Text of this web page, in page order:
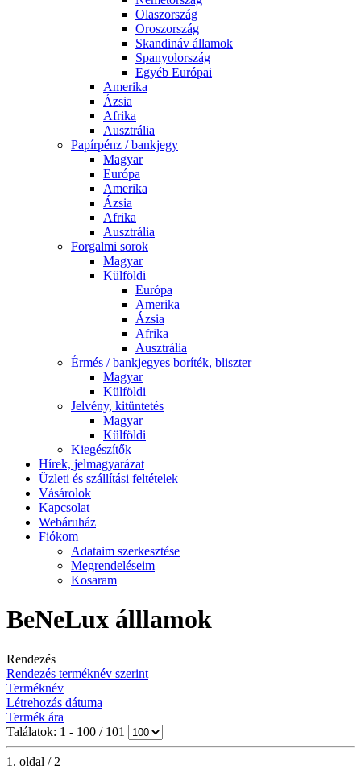
Olaszország
Oroszország
Skandináv államok
Spanyolország
Egyéb Európai
Amerika
Ázsia
Afrika
Ausztrália
Papírpénz / bankjegy
Magyar
Európa
Amerika
Ázsia
Afrika
Ausztrália
Forgalmi sorok
Magyar
Külföldi
Európa
Amerika
Ázsia
Afrika
Ausztrália
Érmés / bankjegyes boríték, bliszter
Magyar
Külföldi
Jelvény, kitüntetés
Magyar
Külföldi
Kiegészítők
Hírek, jelmagyarázat
Üzleti és szállítási feltételek
Vásárolok
Kapcsolat
Webáruház
Fiókom
Adataim szerkesztése
Megrendeléseim
Kosaram
BeNeLux álllamok
Rendezés
Rendezés terméknév szerint
Terméknév
Létrehozás dátuma
Termék ára
Találatok: 1 - 100 / 101
1. oldal / 2